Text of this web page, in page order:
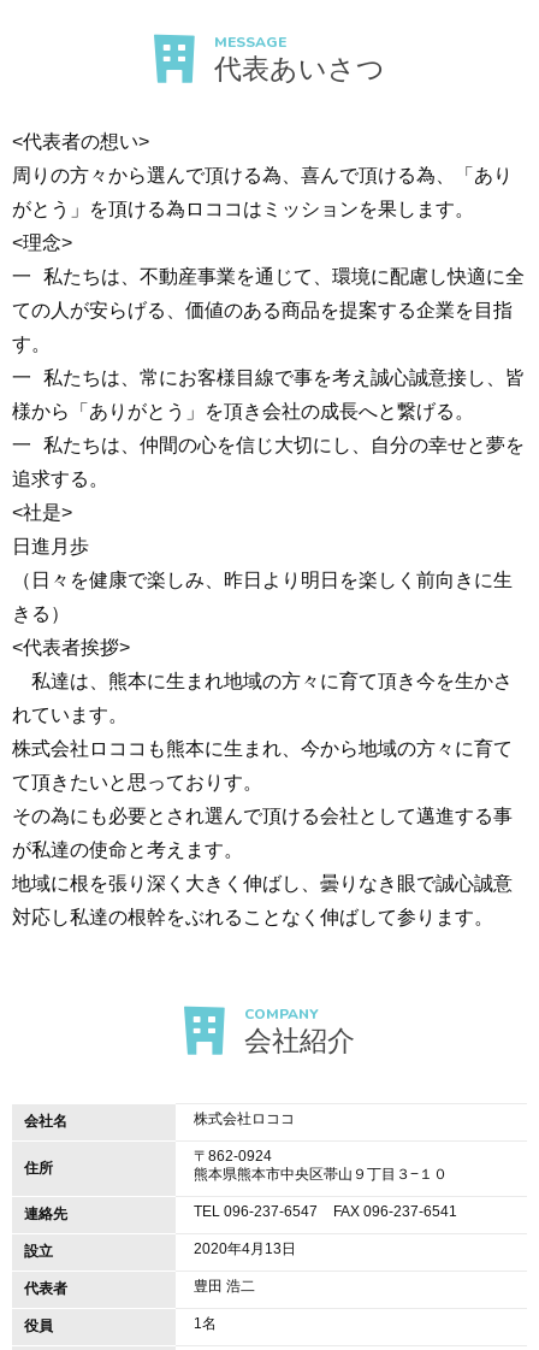
MESSAGE
代表あいさつ
<代表者の想い>
周りの方々から選んで頂ける為、喜んで頂ける為、「あり
がとう」を頂ける為ロココはミッションを果します。
<理念>
一
私たちは、不動産事業を通じて、環境に配慮し快適に全
ての人が安らげる、価値のある商品を提案する企業を目指
す。
一
私たちは、常にお客様目線で事を考え誠心誠意接し、皆
様から「ありがとう」を頂き会社の成長へと繋げる。
一
私たちは、仲間の心を信じ大切にし、自分の幸せと夢を
追求する。
<社是>
日進月歩
（日々を健康で楽しみ、昨日より明日を楽しく前向きに生
きる）
<代表者挨拶>
私達は、熊本に生まれ地域の方々に育て頂き今を生かさ
れています。
株式会社ロココも熊本に生まれ、今から地域の方々に育て
て頂きたいと思っておりす。
その為にも必要とされ選んで頂ける会社として邁進する事
が私達の使命と考えます。
地域に根を張り深く大きく伸ばし、曇りなき眼で誠心誠意
対応し私達の根幹をぶれることなく伸ばして参ります。
COMPANY
会社紹介
会社名 株式会社ロココ
住所
〒862-0924
熊本県熊本市中央区帯山９丁目３−１０
連絡先 TEL 096-237-6547 FAX 096-237-6541
設立 2020年4月13日
代表者 豊田 浩二
役員 1名